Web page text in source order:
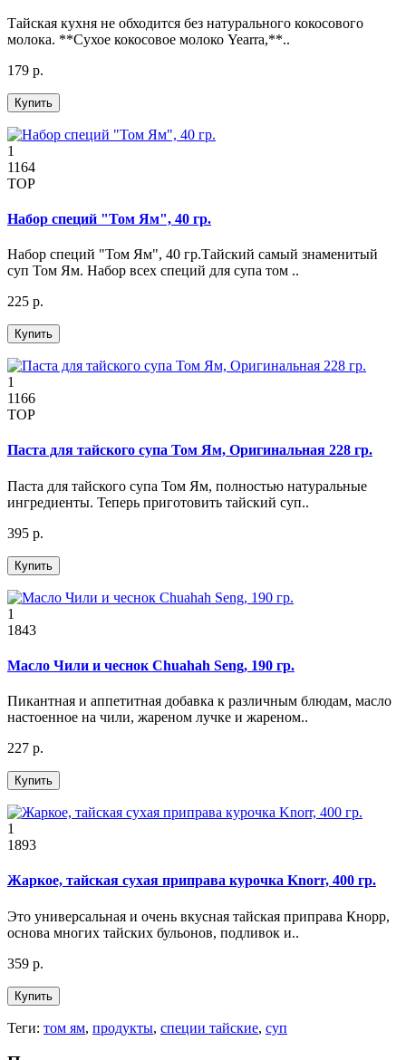
Тайская кухня не обходится без натурального кокосового
молока. **Сухое кокосовое молоко Yearra,**..
179 р.
Купить
1
1164
TOP
Набор специй "Том Ям", 40 гр.
Набор специй "Том Ям", 40 гр.Тайский самый знаменитый
суп Том Ям. Набор всех специй для супа том ..
225 р.
Купить
1
1166
TOP
Паста для тайского супа Том Ям, Оригинальная 228 гр.
Паста для тайского супа Том Ям, полностью натуральные
ингредиенты. Теперь приготовить тайский суп..
395 р.
Купить
1
1843
Масло Чили и чеснок Chuahah Seng, 190 гр.
Пикантная и аппетитная добавка к различным блюдам, масло
настоенное на чили, жареном лучке и жареном..
227 р.
Купить
1
1893
Жаркое, тайская сухая приправа курочка Knorr, 400 гр.
Это универсальная и очень вкусная тайская приправа Кнорр,
основа многих тайских бульонов, подливок и..
359 р.
Купить
Теги: том ям, продукты, специи тайские, суп